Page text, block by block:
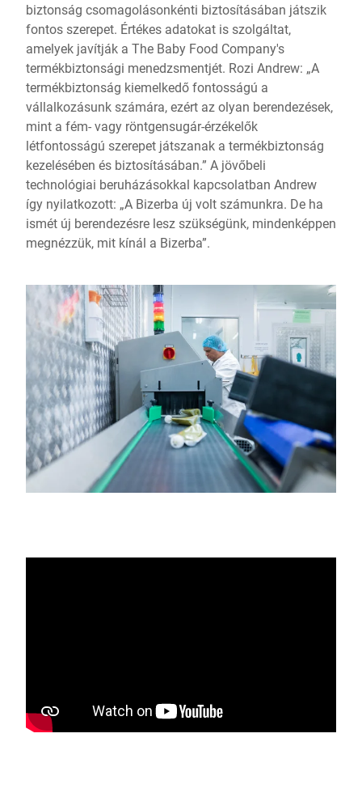
biztonság csomagolásonkénti biztosításában játszik
fontos szerepet. Értékes adatokat is szolgáltat,
amelyek javítják a The Baby Food Company's
termékbiztonsági menedzsmentjét. Rozi Andrew: „A
termékbiztonság kiemelkedő fontosságú a
vállalkozásunk számára, ezért az olyan berendezések,
mint a fém- vagy röntgensugár-érzékelők
létfontosságú szerepet játszanak a termékbiztonság
kezelésében és biztosításában.” A jövőbeli
technológiai beruházásokkal kapcsolatban Andrew
így nyilatkozott: „A Bizerba új volt számunkra. De ha
ismét új berendezésre lesz szükségünk, mindenképpen
megnézzük, mit kínál a Bizerba”.